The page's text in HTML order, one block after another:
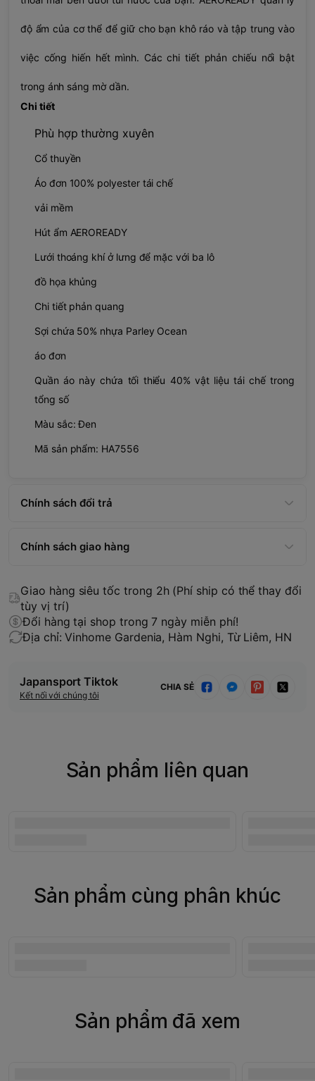
độ ẩm của cơ thể để giữ cho bạn khô ráo và tập trung vào
việc cống hiến hết mình. Các chi tiết phản chiếu nổi bật
trong ánh sáng mờ dần.
Chi tiết
Phù hợp thường xuyên
Cổ thuyền
Áo đơn 100% polyester tái chế
vải mềm
Hút ẩm AEROREADY
Lưới thoáng khí ở lưng để mặc với ba lô
đồ họa khủng
Chi tiết phản quang
Sợi chứa 50% nhựa Parley Ocean
áo đơn
Quần áo này chứa tối thiểu 40% vật liệu tái chế trong
tổng số
Màu sắc: Đen
Mã sản phẩm: HA7556
Chính sách đổi trả
Chính sách giao hàng
Giao hàng siêu tốc trong 2h (Phí ship có thể thay đổi
tùy vị trí)
Đổi hàng tại shop trong 7 ngày miễn phí!
Địa chỉ: Vinhome Gardenia, Hàm Nghi, Từ Liêm, HN
Japansport Tiktok
Kết nối với chúng tôi
CHIA SẺ
Sản phẩm liên quan
Sản phẩm cùng phân khúc
Sản phẩm đã xem